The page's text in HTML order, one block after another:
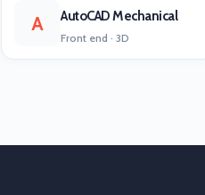
A AutoCAD Mechanical
Front end · 3D